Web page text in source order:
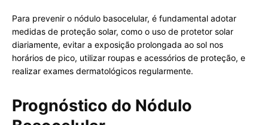
Para prevenir o nódulo basocelular, é fundamental adotar
medidas de proteção solar, como o uso de protetor solar
diariamente, evitar a exposição prolongada ao sol nos
horários de pico, utilizar roupas e acessórios de proteção, e
realizar exames dermatológicos regularmente.
Prognóstico do Nódulo